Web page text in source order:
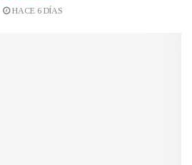
HACE 6 DÍAS